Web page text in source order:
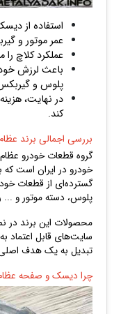
استفاده از
عمر موتور و
عملکرد کلاچ
باعث لرزش
پلوس و
در نهایت،
کند.
بررسی اجمالی برند عظام
گروه قطعات خودرو
گسترده‌ای از قطعات
پلوس، دسته موتور و ...
محصولات این برند در
سایت‌های قابل اعتماد
تبدیل به یک هدف اصلی
چرا دیسک و صفحه عظام